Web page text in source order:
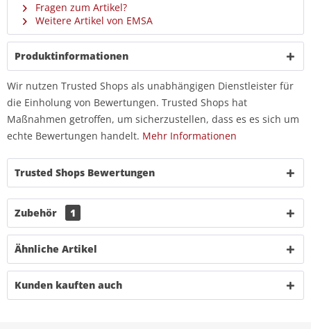
Fragen zum Artikel?
Weitere Artikel von EMSA
Produktinformationen
Wir nutzen Trusted Shops als unabhängigen Dienstleister für
die Einholung von Bewertungen. Trusted Shops hat
Maßnahmen getroffen, um sicherzustellen, dass es es sich um
echte Bewertungen handelt. Mehr Informationen
Trusted Shops Bewertungen
Zubehör 1
Ähnliche Artikel
Kunden kauften auch